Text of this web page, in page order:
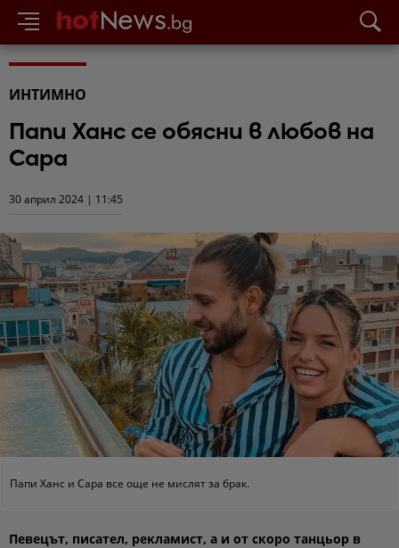
ИНТИМНО
Папи Ханс се обясни в любов на
Сара
30 април 2024 | 11:45
Папи Ханс и Сара все още не мислят за брак.
Певецът, писател, рекламист, а и от скоро танцьор в